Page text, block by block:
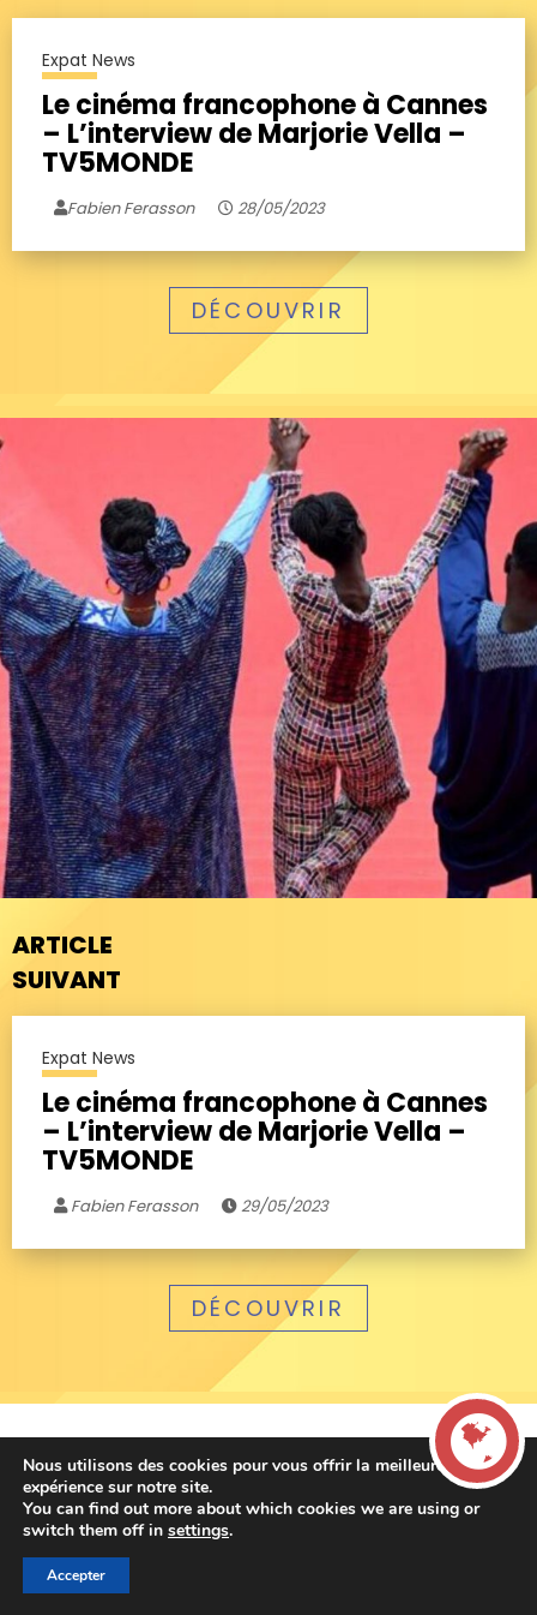
Expat News
Le cinéma francophone à Cannes
– L’interview de Marjorie Vella –
TV5MONDE
Fabien Ferasson 28/05/2023
DÉCOUVRIR
ARTICLE
SUIVANT
Expat News
Le cinéma francophone à Cannes
– L’interview de Marjorie Vella –
TV5MONDE
Fabien Ferasson 29/05/2023
DÉCOUVRIR
LIVE
Nous utilisons des cookies pour vous offrir la meilleure
expérience sur notre site.
You can find out more about which cookies we are using or
switch them off in settings.
Accepter